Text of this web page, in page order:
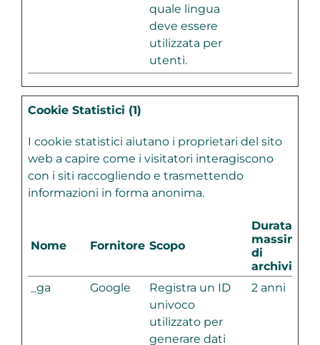
quale lingua
deve essere
utilizzata per
utenti.
Cookie Statistici (1)
I cookie statistici aiutano i proprietari del sito
web a capire come i visitatori interagiscono
con i siti raccogliendo e trasmettendo
informazioni in forma anonima.
Nome Fornitore Scopo
Durata
massima
di
_ga
Google
Registra un ID
univoco
utilizzato per
generare dati
2 anni